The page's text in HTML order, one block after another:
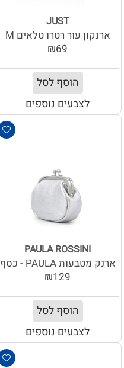
JUST
ארנקון עור רטרו טלאים M
₪69
הוסף לסל
לצבעים נוספים
PAULA ROSSINI
ארנק מטבעות PAULA - כסף
₪129
הוסף לסל
לצבעים נוספים